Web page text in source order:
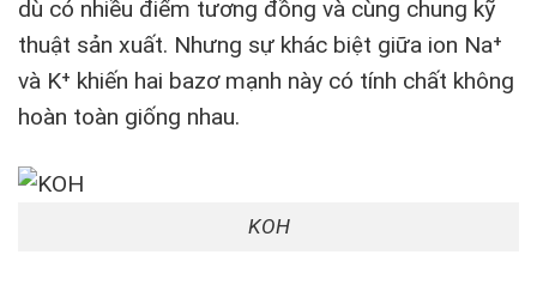
dù có nhiều điểm tương đồng và cùng chung kỹ
thuật sản xuất. Nhưng sự khác biệt giữa ion Na⁺
và K⁺ khiến hai bazơ mạnh này có tính chất không
hoàn toàn giống nhau.
KOH